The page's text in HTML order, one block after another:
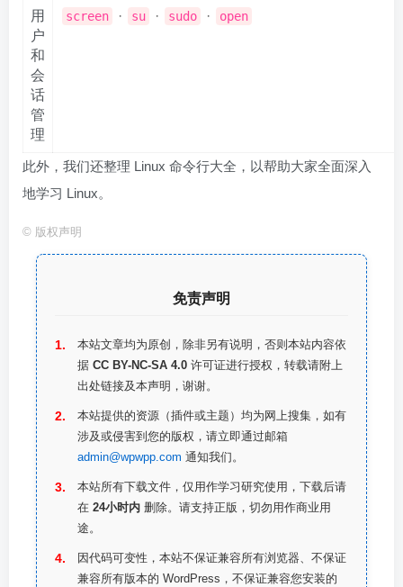
用
户
和
会
话
管
理
screen · su · sudo · open
此外，我们还整理 Linux 命令行大全，以帮助大家全面深入
地学习 Linux。
© 版权声明
免责声明
本站文章均为原创，除非另有说明，否则本站内容依
据 CC BY-NC-SA 4.0 许可证进行授权，转载请附上
出处链接及本声明，谢谢。
本站提供的资源（插件或主题）均为网上搜集，如有
涉及或侵害到您的版权，请立即通过邮箱
admin@wpwpp.com 通知我们。
本站所有下载文件，仅用作学习研究使用，下载后请
在 24小时内 删除。请支持正版，切勿用作商业用
途。
因代码可变性，本站不保证兼容所有浏览器、不保证
兼容所有版本的 WordPress，不保证兼容您安装的